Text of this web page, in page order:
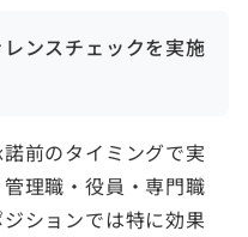
ンスチェックを実施
前のタイミングで実
理職・役員・専門職
ションでは特に効果